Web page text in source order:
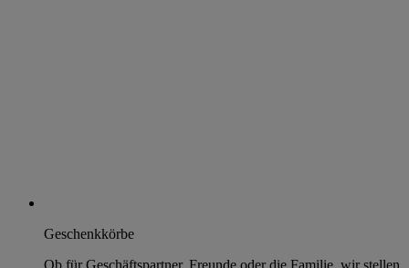
Geschenkkörbe
Ob für Geschäftspartner, Freunde oder die Familie, wir stellen